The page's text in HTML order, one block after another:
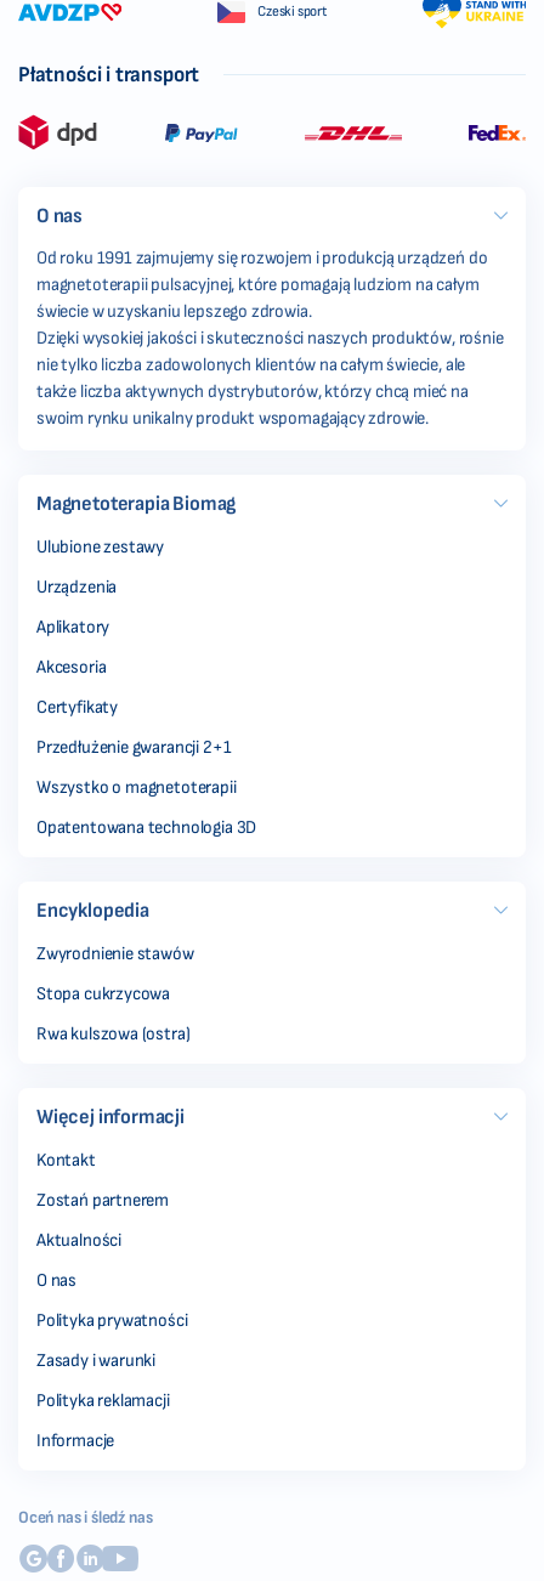
Czeski sport
Płatności i transport
O nas
Od roku 1991 zajmujemy się rozwojem i produkcją urządzeń do
magnetoterapii pulsacyjnej, które pomagają ludziom na całym
świecie w uzyskaniu lepszego zdrowia.
Dzięki wysokiej jakości i skuteczności naszych produktów, rośnie
nie tylko liczba zadowolonych klientów na całym świecie, ale
także liczba aktywnych dystrybutorów, którzy chcą mieć na
swoim rynku unikalny produkt wspomagający zdrowie.
Magnetoterapia Biomag
Ulubione zestawy
Urządzenia
Aplikatory
Akcesoria
Certyfikaty
Przedłużenie gwarancji 2+1
Wszystko o magnetoterapii
Opatentowana technologia 3D
Encyklopedia
Zwyrodnienie stawów
Stopa cukrzycowa
Rwa kulszowa (ostra)
Więcej informacji
Kontakt
Zostań partnerem
Aktualności
O nas
Polityka prywatności
Zasady i warunki
Polityka reklamacji
Informacje
Oceń nas i śledź nas